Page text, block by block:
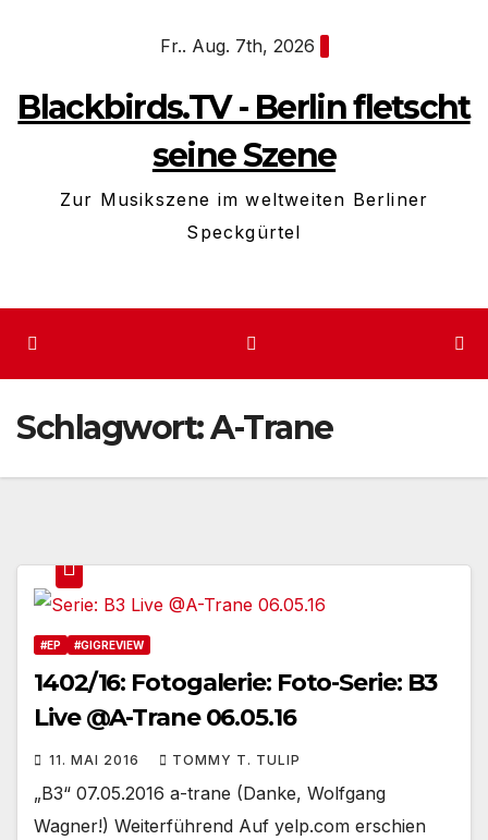
Fr.. Aug. 7th, 2026
Blackbirds.TV - Berlin fletscht
seine Szene
Zur Musikszene im weltweiten Berliner
Speckgürtel
Schlagwort:A-Trane
#EP #GIGREVIEW
1402/16: Fotogalerie: Foto-Serie: B3
Live @A-Trane 06.05.16
11. MAI 2016 TOMMY T. TULIP
„B3“ 07.05.2016 a-trane (Danke, Wolfgang
Wagner!) Weiterführend Auf yelp.com erschien